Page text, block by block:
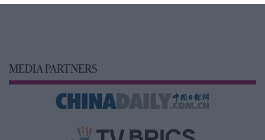
MEDIA PARTNERS